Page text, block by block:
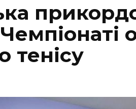
Соціум
тенісу